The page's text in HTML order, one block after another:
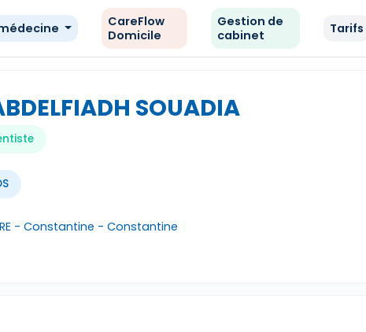
CareFlow
Domicile
Gestion de
cabinet
Tarifs
SOUADIA
- Constantine - Constantine